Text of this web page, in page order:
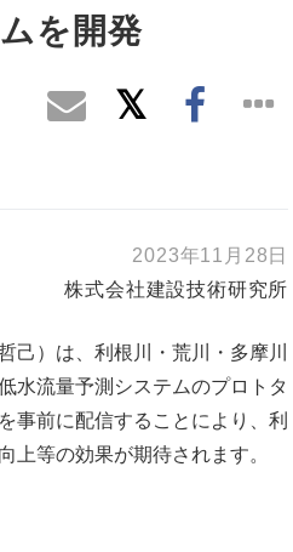
を開発
2023年11月28日
株式会社建設技術研究所
）は、利根川・荒川・多摩川
水流量予測システムのプロトタ
事前に配信することにより、利
上等の効果が期待されます。